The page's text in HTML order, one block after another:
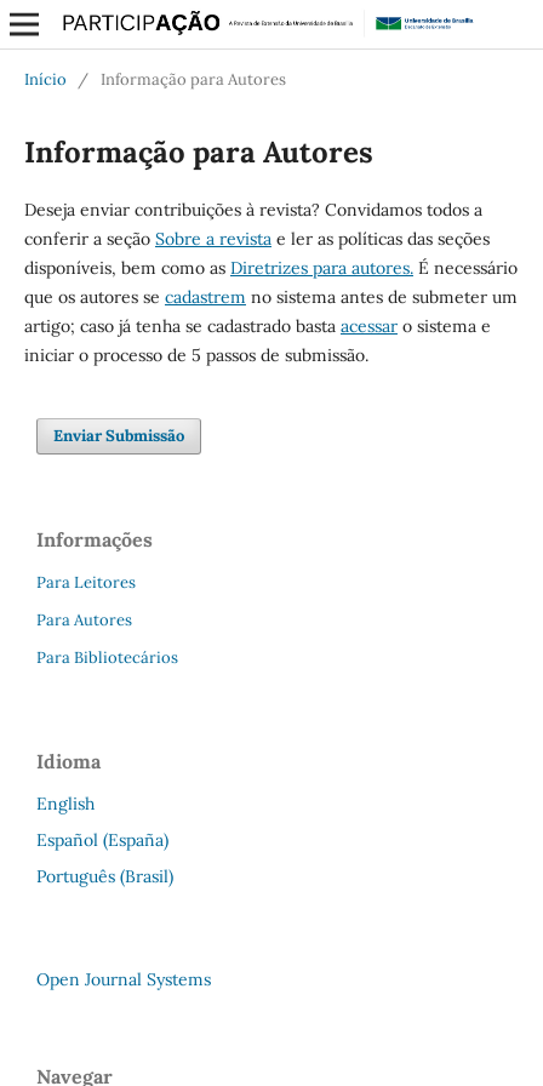
Início / Informação para Autores
Informação para Autores
Deseja enviar contribuições à revista? Convidamos todos a
conferir a seção Sobre a revistae ler as políticas das seções
disponíveis, bem como as Diretrizes para autores.É necessário
que os autores se cadastrem no sistema antes de submeter um
artigo; caso já tenha se cadastrado basta acessaro sistema e
iniciar o processo de 5 passos de submissão.
Enviar Submissão
Informações
Para Leitores
Para Autores
Para Bibliotecários
Idioma
English
Español (España)
Português (Brasil)
Open Journal Systems
Navegar